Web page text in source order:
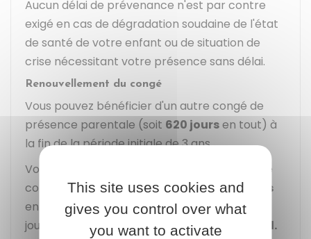
Aucun délai de prévenance n'est par contre
exigé en cas de dégradation soudaine de l'état
de santé de votre enfant ou de situation de
crise nécessitant votre présence sans délai.
Renouvellement du congé
Vous pouvez bénéficier d'un autre congé de
présence parentale (soit 620 joursen tout) à
la fin de la période initiale de 3 ans.
Vous pouvez également bénéficier d'un autre
congé de présence parentale (soit 620 jours
en tout) si vous avez utilisé la réserve de 310
jours
avant la fin des 3 ans du congé initial.
This site uses cookies and
gives you control over what
you want to activate